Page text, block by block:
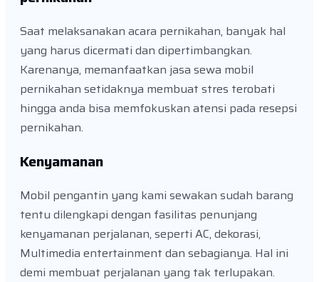
Saat melaksanakan acara pernikahan, banyak hal
yang harus dicermati dan dipertimbangkan.
Karenanya, memanfaatkan jasa sewa mobil
pernikahan setidaknya membuat stres terobati
hingga anda bisa memfokuskan atensi pada resepsi
pernikahan.
Kenyamanan
Mobil pengantin yang kami sewakan sudah barang
tentu dilengkapi dengan fasilitas penunjang
kenyamanan perjalanan, seperti AC, dekorasi,
Multimedia entertainment dan sebagianya. Hal ini
demi membuat perjalanan yang tak terlupakan.